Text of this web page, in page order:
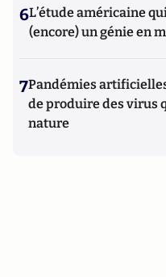
6L’étude américaine
(encore) un génie en
7Pandémies
de produire des virus
nature